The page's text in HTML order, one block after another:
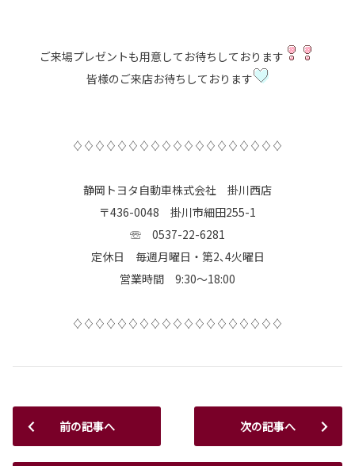
ご来場プレゼントも用意してお待ちしております
皆様のご来店お待ちしております
♢♢♢♢♢♢♢♢♢♢♢♢♢♢♢♢♢♢♢
静岡トヨタ自動車株式会社 掛川西店
〒436-0048 掛川市細田255-1
☏ 0537-22-6281
定休日 毎週月曜日・第2､4火曜日
営業時間 9:30～18:00
♢♢♢♢♢♢♢♢♢♢♢♢♢♢♢♢♢♢♢
前の記事へ 次の記事へ